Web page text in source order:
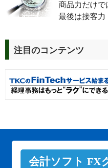
商品力だけ
最後は接客力
注目のコンテンツ
会計ソフト FX